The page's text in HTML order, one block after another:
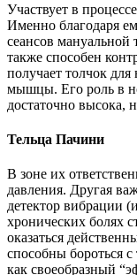
Участвует в
Именно благодаря
сеансов
также способен
получает толчок для
мышцы. Его роль в
достаточно высока,
Тельца Пачини
В зоне их
давления. Другая
детектор вибрации
хронических болях
оказаться
способны бороться
как своеобразный